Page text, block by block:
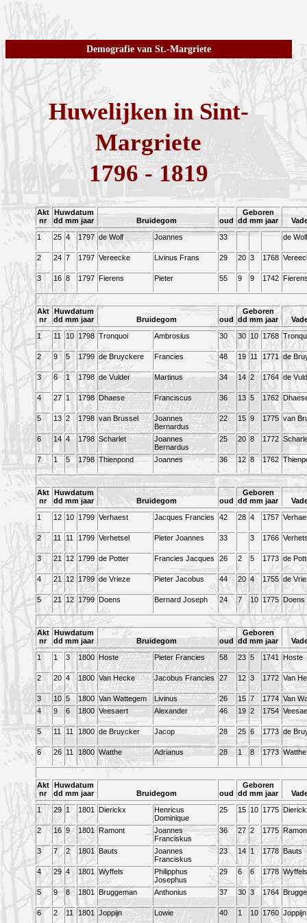
Demografie van St.-Margriete
Huwelijken in Sint-
Margriete
1796 - 1819
Akt
nr
Huwdatum
dd mm jaar
Bruidegom oud
Geboren
dd mm jaar
1
25 4 1797 de Wolf Joannes 33 de Wolf
2 24 7 1797 Vereecke Livinus Frans 29 20 3 1768
3 16 8 1797 Fierens Pieter 55 9 9 1742
Akt
nr
Huwdatum
dd mm jaar
Bruidegom oud
Geboren
dd mm jaar
1
11 10 1798 Tronquoi Ambrosius 30 30 10 1768
2 9 5 1799 de Bruyckere Francies 48 19 11 1771 de
3 6 1 1798 de Vulder Martinus 34 14 2 1764 de
4 27 1 1798 Dhaese Franciscus 36 13 5 1762
5 13 2 1798 van Brussel
Joannes
Bernardus
22 15 9 1775 van
6 14 4 1798 Scharlet
Joannes
Bernardus
25 20 8 1772
7 1 5 1798 Thienpond Joannes 36 12 8 1762
Akt
nr
Huwdatum
dd mm jaar
Bruidegom oud
Geboren
dd mm jaar
1
12 10 1799 Verhaest Jacques Francies 42 28 4 1757
2 11 11 1799 Verhetsel Pieter Joannes 33 3 1766
3 21 12 1799 de Potter Francies Jacques 26 2 5 1773 de
4 21 12 1799 de Vrieze Pieter Jacobus 44 20 4 1755 de
5 21 12 1799 Doens Bernard Joseph 24 7 10 1775 Doens
Akt
nr
Huwdatum
dd mm jaar
Bruidegom oud
Geboren
dd mm jaar
1
1 3 1800 Hoste Pieter Francies 58 23 5 1741 Hoste
2 20 4 1800 Van Hecke Jacobus Francies 27 12 3 1772 Van
3 10 5 1800 Van Wattegem Livinus 26 15 7 1774 Van
4
9 6 1800 Veesaert Alexander 46 19 2 1754
5 11 11 1800 de Bruycker Jacop 28 25 6 1773 de
6 26 11 1800 Watthe Adrianus 28 1 8 1773 Watthe
Akt
nr
Huwdatum
dd mm jaar
Bruidegom oud
Geboren
dd mm jaar
1
29 1 1801 Dierickx
Henricus
Dominique
25 15 10 1775
2 16 9 1801 Ramont
Joannes
Franciskus
36 27 2 1775
3 7 2 1801 Bauts
Joannes
Franciskus
23 14 1 1778 Bauts
4 29 4 1801 Wyffels
Philipphus
Josephus
29 6 6 1778 Wyffels
5 9 8 1801 Bruggeman Anthonius 37 30 3 1764
6 2 11 1801 Joppijn Lowie 40 1 10 1760 Joppijn